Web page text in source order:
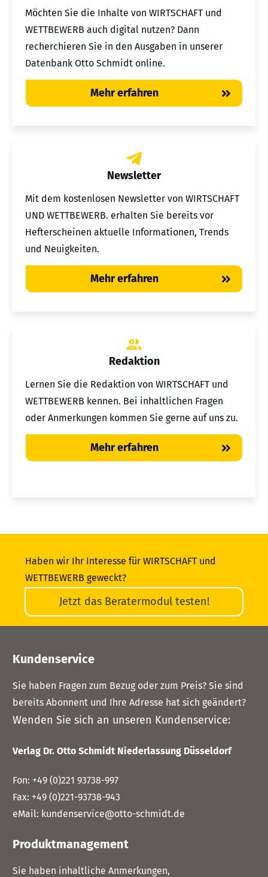
Möchten Sie die Inhalte von WIRTSCHAFT und
WETTBEWERB auch digital nutzen? Dann
recherchieren Sie in den Ausgaben in unserer
Datenbank Otto Schmidt online.
Mehr erfahren
Newsletter
Mit dem kostenlosen Newsletter von WIRTSCHAFT
UND WETTBEWERB. erhalten Sie bereits vor
Hefterscheinen aktuelle Informationen, Trends
und Neuigkeiten.
Mehr erfahren
Redaktion
Lernen Sie die Redaktion von WIRTSCHAFT und
WETTBEWERB kennen. Bei inhaltlichen Fragen
oder Anmerkungen kommen Sie gerne auf uns zu.
Mehr erfahren
Haben wir Ihr Interesse für WIRTSCHAFT und
WETTBEWERB geweckt?
Jetzt das Beratermodul testen!
Kundenservice
Sie haben Fragen zum Bezug oder zum Preis? Sie sind
bereits Abonnent und Ihre Adresse hat sich geändert?
Wenden Sie sich an unseren Kundenservice:
Verlag Dr. Otto Schmidt Niederlassung Düsseldorf
Fon: +49 (0)221 93738-997
Fax: +49 (0)221-93738-943
eMail: kundenservice@otto-schmidt.de
Produktmanagement
Sie haben inhaltliche Anmerkungen,